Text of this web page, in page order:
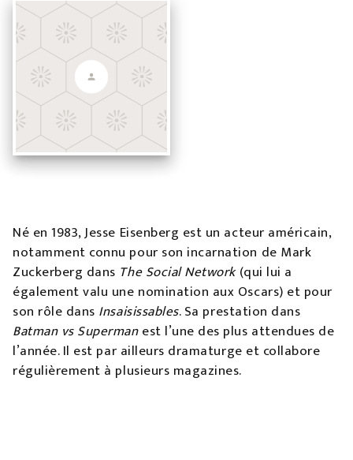
Né en 1983, Jesse Eisenberg est un acteur américain,
notamment connu pour son incarnation de Mark
Zuckerberg dans The Social Network(qui lui a
également valu une nomination aux Oscars) et pour
son rôle dans Insaisissables. Sa prestation dans
Batman vs Supermanest l’une des plus attendues de
l’année. Il est par ailleurs dramaturge et collabore
régulièrement à plusieurs magazines.